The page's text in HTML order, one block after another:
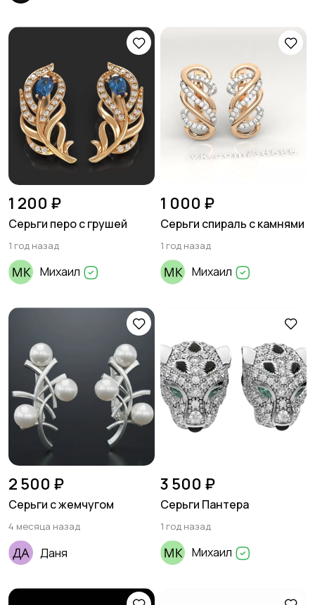
1 200 ₽
Серьги перо с грушей
1 год назад
Михаил
1 000 ₽
Серьги спираль с камнями
1 год назад
Михаил
2 500 ₽
Серьги с жемчугом
4 месяца назад
Даня
3 500 ₽
Серьги Пантера
1 год назад
Михаил